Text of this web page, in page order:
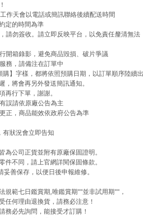
作天會以電話或簡訊聯絡後續配送時間
定的時間為準
請勿簽收。請立即反映平台，以免責任釐清無法
開箱錄影，避免商品毀損、破片爭議
務，請備注在訂單中
】字樣，都將依照預購日期，以訂單順序陸續出
，將會再另外發送簡訊通知。
再行下單，謝謝。
誤請依原廠公告為主
正，商品能效依政府公告為準
狀況會立即告知
為公司正貨並附有原廠保固證明。
件不同，請上官網詳閱保固條款。
善保存，以便日後申報維修。
規範七日鑑賞期,唯鑑賞期""並非試用期""，
任何理由退換貨，請務必注意！
務必先詢問，能接受才訂購！